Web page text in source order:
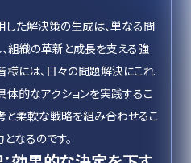
した解決策の生成は、単なる問
組織の革新と成長を支える強
様には、日々の問題解決にこれ
体的なアクションを実践するこ
と柔軟な戦略を組み合わせるこ
なるのです。